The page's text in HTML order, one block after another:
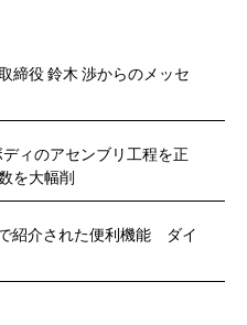
締役 鈴木 渉からのメッセ
ィのアセンブリ工程を正
を大幅削
紹介された便利機能 ダイ